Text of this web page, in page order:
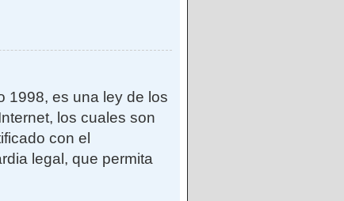
1998, es una ley de los
los cuales son
con el
legal, que permita